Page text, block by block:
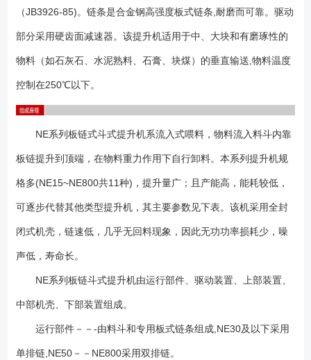
度一般不超过200℃，提升高度*高40m。其共有11种型号：NE15、
NE30、NE50、NE100、NE150、NE200、NE300、NE400、NE500、
类、特性及块度的要求少。不仅可提升粉状、粒状和块状物料，而且可提
升磨琢性大的物料和温度 £} 250℃的物料 。 2、输送能力大：该系列
挤压和碰撞现象，本机的设计保证物料在喂料、提升和卸料中不会撒落，
这就防止了物料对机体的磨损，输送链采用板链式高强度耐磨链条，延长
命超过5年。 4、驱动功率小：重力诱导式卸料，且采用密集型布置的
大容量料斗输送，链速低，且提升量大。物料提升时，几采无回料和挖料
可达较高的提升高度(高达40m)。 6、密封性好，环境污染少。
7、运行可靠性好：设计原理，保证了整机运行的可靠性。无故障时间超过
度高：机壳经折边、中间压筋，再经焊接，机壳刚性好，外型美观。
10、使用成本低：由于节能和维修少，使用成本较低。NE型板链斗式提升
（JB3926-85)。链条是合金钢高强度板式链条,耐磨而可靠。驱动
部分采用硬齿面减速器。该提升机适用于中、大块和有磨琢性的
物料（如石灰石、水泥熟料、石膏、块煤）的垂直输送,物料温度
控制在250℃以下。
NE系列板链式斗式提升机系流入式喂料，物料流入料斗内靠
板链提升到顶端，在物料重力作用下自行卸料。本系列提升机规
格多(NE15~NE800共11种)，提升量广；且产能高，能耗较低，
可逐步代替其他类型提升机，其主要参数见下表。该机采用全封
闭式机壳，链速低，几乎无回料现象，因此无功功率损耗少，噪
声低，寿命长。
NE系列板链斗式提升机由运行部件、驱动装置、上部装置、
中部机壳、下部装置组成。
运行部件－－-由料斗和专用板式链条组成,NE30及以下采用
单排链,NE50－－NE800采用双排链。